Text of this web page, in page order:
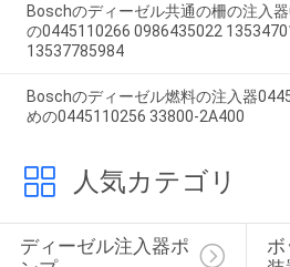
Boschのディーゼル共通の柵の注入
の0445110266 0986435022
13537785984
Boschのディーゼル燃料の注入器
めの0445110256 33800-2A400
人気カテゴリ
ディーゼル注入器ポ
ボ